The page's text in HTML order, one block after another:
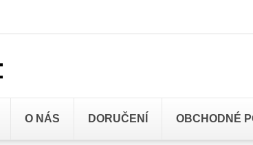
O NÁS DORUČENÍ OBCHODNÉ